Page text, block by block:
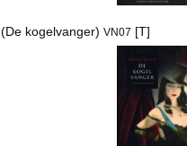
(De kogelvanger)VN07 [T]